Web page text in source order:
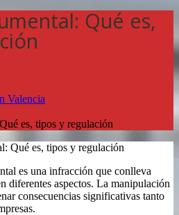
Qué es,
Valencia
es, tipos y regulación
es una infracción que conlleva
diferentes aspectos. La manipulación
consecuencias significativas tanto